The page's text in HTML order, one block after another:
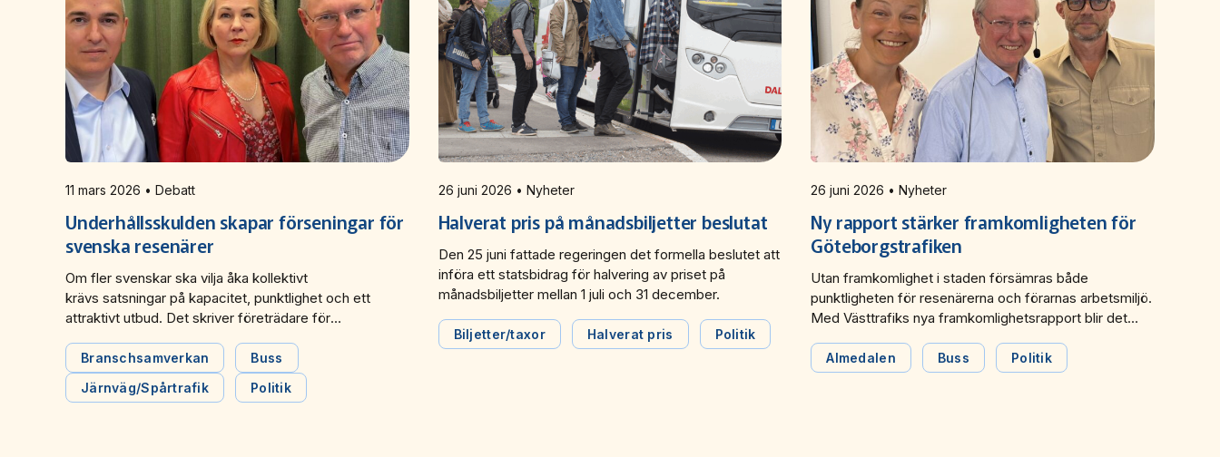
11 mars 2026 • Debatt
Underhållsskulden skapar förseningar för
svenska resenärer
Om fler svenskar ska vilja åka kollektivt
krävs satsningar på kapacitet, punktlighet och ett
attraktivt utbud. Det skriver företrädare för
Bussföretag i en debattartikel i Altinget.
Branschsamverkan
Buss
Järnväg/Spårtrafik
Politik
26 juni 2026 • Nyheter
Halverat pris på månadsbiljetter beslutat
Den 25 juni fattade regeringen det formella beslutet att
införa ett statsbidrag för halvering av priset på
månadsbiljetter mellan 1 juli och 31 december.
Biljetter/taxor Halverat pris Politik
26 juni 2026 • Nyheter
Ny rapport stärker framkomligheten för
Göteborgstrafiken
Utan framkomlighet i staden försämras både
punktligheten för resenärerna och förarnas arbetsmiljö.
Med Västtrafiks nya framkomlighetsrapport blir det
framkomlighetsproblemen går att lösa effektivare. De
berättade Västtrafik om under ett seminarium under
Almedalen Buss Politik